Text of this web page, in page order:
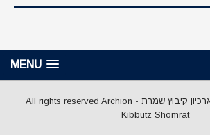
MENU
כל הזכויות שמורות ארכיון קיבוץ שמרת - All rights reserved Archion
Kibbutz Shomrat